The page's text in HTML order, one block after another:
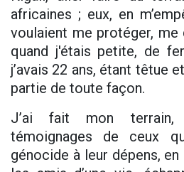
africaines ; eux, en
voulaient me protéger, me
quand j'étais petite, de
j’avais 22 ans, étant têtue
partie de toute façon.
J’ai fait mon terrain,
témoignages de ceux
génocide à leur dépens,